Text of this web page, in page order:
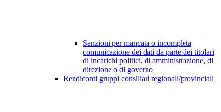
Sanzioni per mancata o incompleta
comunicazione dei dati da parte dei titolari
di incarichi politici, di amministrazione, di
direzione o di governo
Rendiconti gruppi consiliari regionali/provinciali